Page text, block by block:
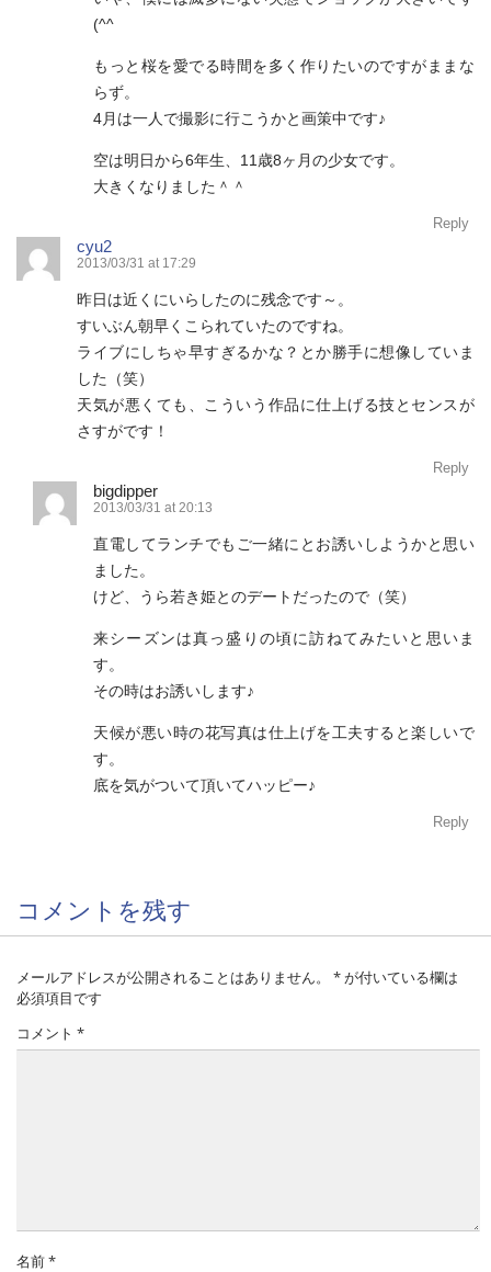
(^^ゞ
もっと桜を愛でる時間を多く作りたいのですがままな
らず。
4月は一人で撮影に行こうかと画策中です♪
空は明日から6年生、11歳8ヶ月の少女です。
大きくなりました＾＾
Reply
cyu2
2013/03/31 at 17:29
昨日は近くにいらしたのに残念です～。
すいぶん朝早くこられていたのですね。
ライブにしちゃ早すぎるかな？とか勝手に想像していま
した（笑）
天気が悪くても、こういう作品に仕上げる技とセンスが
さすがです！
Reply
bigdipper
2013/03/31 at 20:13
直電してランチでもご一緒にとお誘いしようかと思い
ました。
けど、うら若き姫とのデートだったので（笑）
来シーズンは真っ盛りの頃に訪ねてみたいと思いま
す。
その時はお誘いします♪
天候が悪い時の花写真は仕上げを工夫すると楽しいで
す。
底を気がついて頂いてハッピー♪
Reply
コメントを残す
メールアドレスが公開されることはありません。 *が付いている欄は
必須項目です
コメント *
名前*